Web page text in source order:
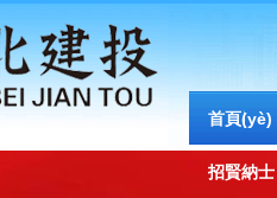
首頁(yè)
招賢納士